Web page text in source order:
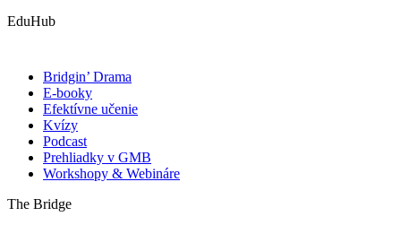
EduHub
Bridgin’ Drama
E-booky
Efektívne učenie
Kvízy
Podcast
Prehliadky v GMB
Workshopy & Webináre
The Bridge